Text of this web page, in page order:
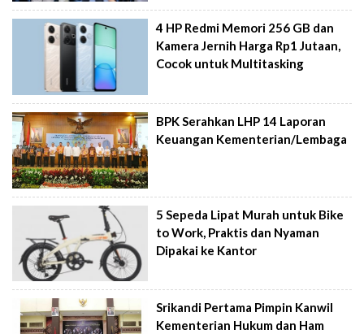
4 HP Redmi Memori 256 GB dan
Kamera Jernih Harga Rp1 Jutaan,
Cocok untuk Multitasking
BPK Serahkan LHP 14 Laporan
Keuangan Kementerian/Lembaga
5 Sepeda Lipat Murah untuk Bike
to Work, Praktis dan Nyaman
Dipakai ke Kantor
Srikandi Pertama Pimpin Kanwil
Kementerian Hukum dan Ham